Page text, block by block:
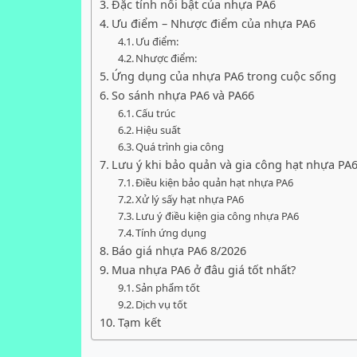
Đặc tính nổi bật của nhựa PA6
Ưu điểm – Nhược điểm của nhựa PA6
Ưu điểm:
Nhược điểm:
Ứng dụng của nhựa PA6 trong cuộc sống
So sánh nhựa PA6 và PA66
Cấu trúc
Hiệu suất
Quá trình gia công
Lưu ý khi bảo quản và gia công hạt nhựa PA6
Điều kiện bảo quản hạt nhựa PA6
Xử lý sấy hạt nhựa PA6
Lưu ý điều kiện gia công nhựa PA6
Tính ứng dụng
Báo giá nhựa PA6 8/2026
Mua nhựa PA6 ở đâu giá tốt nhất?
Sản phẩm tốt
Dịch vụ tốt
Tạm kết